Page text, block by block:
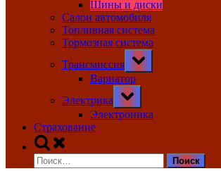
Шины и диски
Салон автомобиля
Топливная система
Тормозная система
Трансмиссия
Toggle
sub-
menu
Вариатор
Электрика
Toggle
sub-
menu
Электроника
Страхование
Toggle
search
form
Найти: